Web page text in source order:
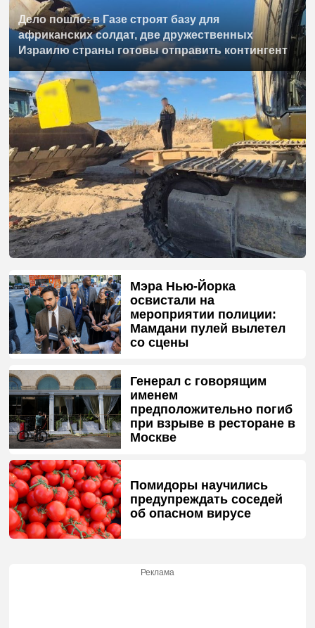
Дело пошло: в Газе строят базу для
африканских солдат, две дружественных
Израилю страны готовы отправить контингент
Мэра Нью-Йорка
освистали на
мероприятии полиции:
Мамдани пулей вылетел
со сцены
Генерал с говорящим
именем
предположительно погиб
при взрыве в ресторане в
Москве
Помидоры научились
предупреждать соседей
об опасном вирусе
Реклама